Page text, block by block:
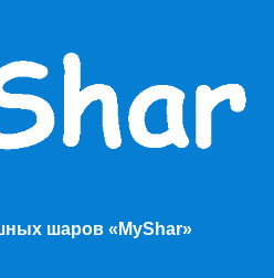
шаров «MyShar»